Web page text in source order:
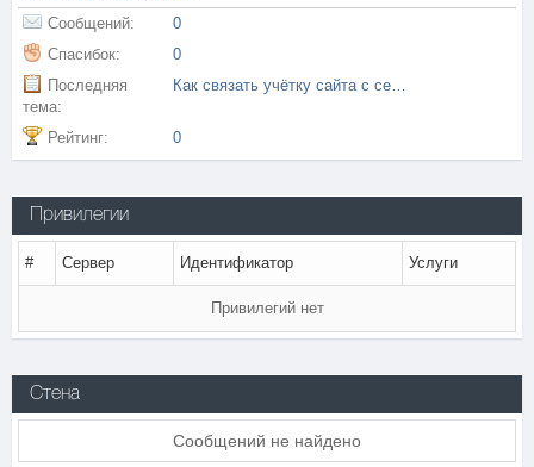
Сообщений:
0
Спасибок:
0
Последняя
тема:
Как связать учётку сайта с сервером и получать бонусы
Рейтинг: 0
Привилегии
# Сервер Идентификатор Услуги
Привилегий нет
Стена
Сообщений не найдено